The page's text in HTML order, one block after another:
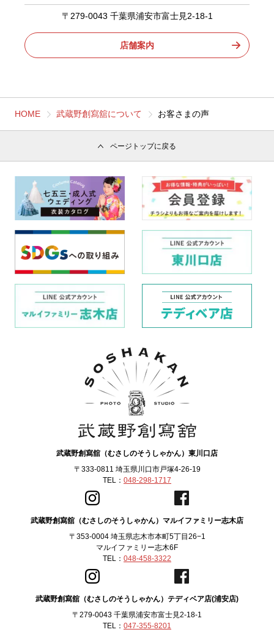
〒279-0043 千葉県浦安市富士見2-18-1
店舗案内
HOME 武蔵野創寫舘について お客さまの声
ページトップに戻る
武蔵野創寫舘（むさしのそうしゃかん）東川口店
〒333-0811 埼玉県川口市戸塚4-26-19
TEL： 048-298-1717
武蔵野創寫舘（むさしのそうしゃかん）マルイファミリー志木店
〒353-0004 埼玉県志木市本町5丁目26−1
マルイファミリー志木6F
TEL： 048-458-3322
武蔵野創寫舘（むさしのそうしゃかん）テディベア店(浦安店)
〒279-0043 千葉県浦安市富士見2-18-1
TEL： 047-355-8201